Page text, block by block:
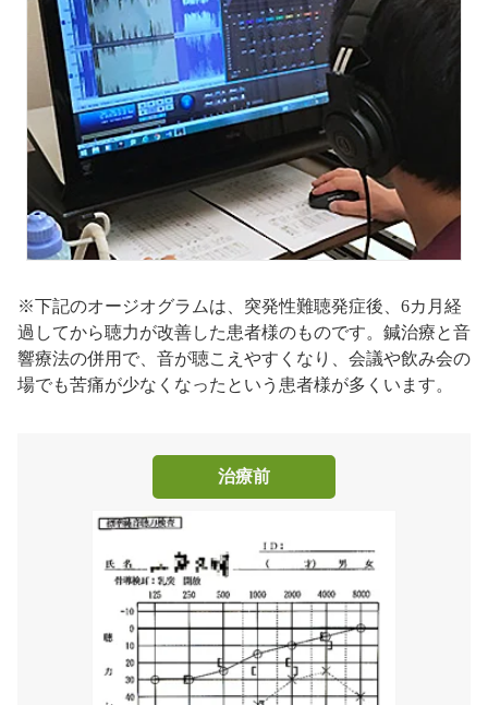
※下記のオージオグラムは、突発性難聴発症後、6カ月経
過してから聴力が改善した患者様のものです。鍼治療と音
響療法の併用で、音が聴こえやすくなり、会議や飲み会の
場でも苦痛が少なくなったという患者様が多くいます。
治療前